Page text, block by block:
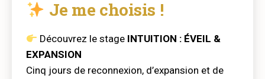
Je me choisis !
Découvrez le stage INTUITION : ÉVEIL &
EXPANSION
Cinq jours de reconnexion, d’expansion et de